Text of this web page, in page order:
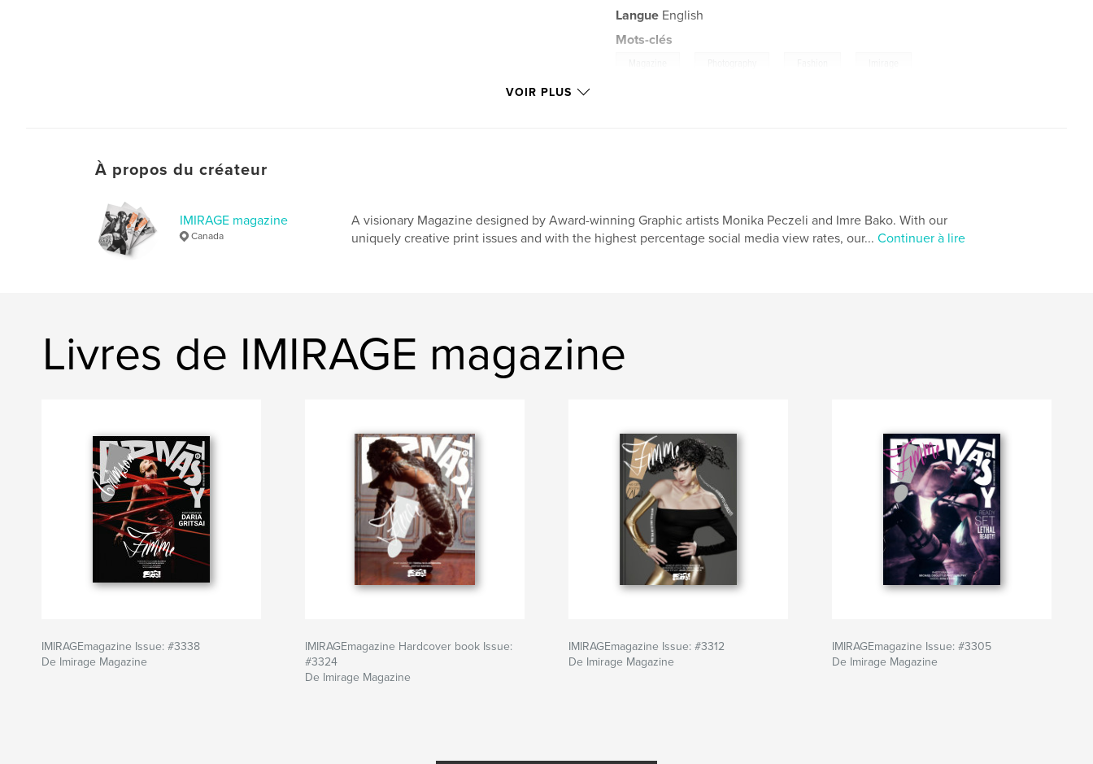
Langue English
Mots-clés
VOIR PLUS
À propos du créateur
IMIRAGE magazine
Canada
A visionary Magazine designed by Award-winning Graphic artists Monika Peczeli and Imre Bako. With our
uniquely creative print issues and with the highest percentage social media view rates, our... Continuer à lire
Livres de IMIRAGE magazine
IMIRAGEmagazine Issue: #3338
De Imirage Magazine
IMIRAGEmagazine Hardcover book Issue:
#3324
De Imirage Magazine
IMIRAGEmagazine Issue: #3312
De Imirage Magazine
IMIRAGEmagazine Issue: #3305
De Imirage Magazine